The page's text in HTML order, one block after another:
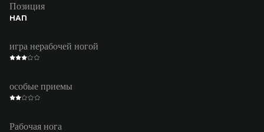
Позиция
НАП
игра нерабочей ногой
особые приемы
Рабочая нога